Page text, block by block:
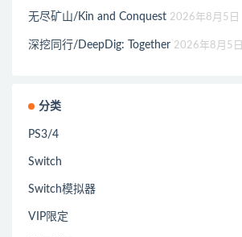
无尽矿山/Kin and Conquest 2026年8月5日
深挖同行/DeepDig: Together 2026年8月5日
分类
PS3/4
Switch
Switch模拟器
VIP限定